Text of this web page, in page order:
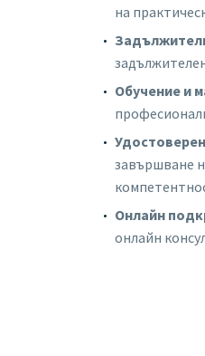
на
Обучение и
У
завършване
Онлайн
онлайн